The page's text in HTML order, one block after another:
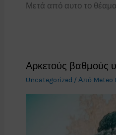
Μετά από αυτο το
Αρκετούς βαθμούς
Uncategorized / Από Meteo